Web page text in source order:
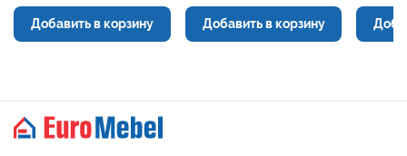
Добавить в корзину Добавить в корзину